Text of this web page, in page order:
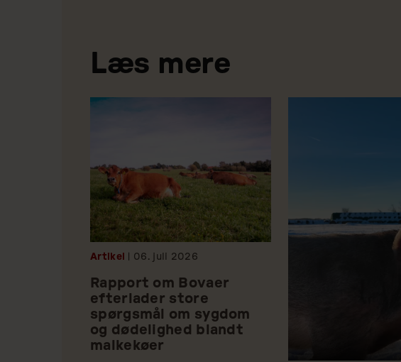
Læs mere
Artikel | 06. juli 2026
Rapport om Bovaer
efterlader store
spørgsmål om sygdom
og dødelighed blandt
malkekøer